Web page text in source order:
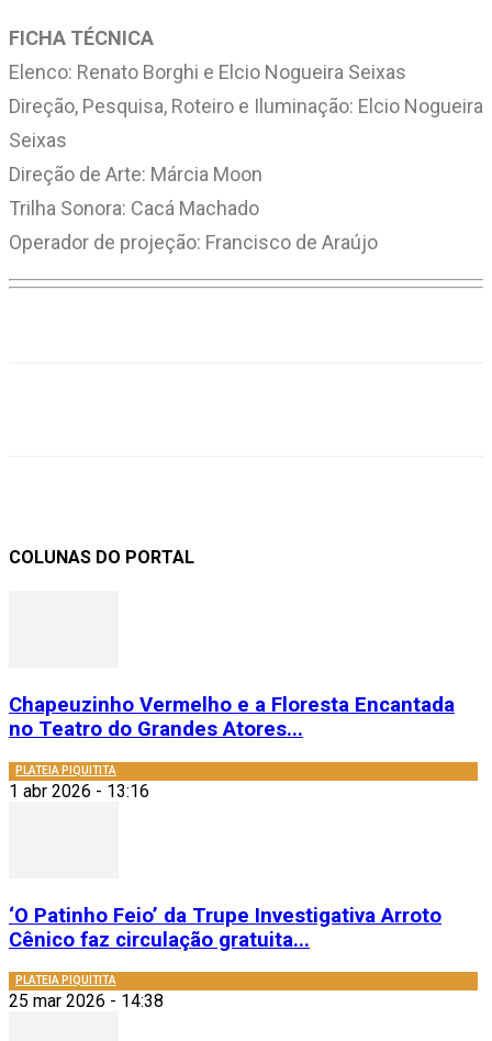
FICHA TÉCNICA
Elenco: Renato Borghi e Elcio Nogueira Seixas
Direção, Pesquisa, Roteiro e Iluminação: Elcio Nogueira
Seixas
Direção de Arte: Márcia Moon
Trilha Sonora: Cacá Machado
Operador de projeção: Francisco de Araújo
COLUNAS DO PORTAL
Chapeuzinho Vermelho e a Floresta Encantada
no Teatro do Grandes Atores...
PLATEIA PIQUITITA
1 abr 2026 - 13:16
‘O Patinho Feio’ da Trupe Investigativa Arroto
Cênico faz circulação gratuita...
PLATEIA PIQUITITA
25 mar 2026 - 14:38